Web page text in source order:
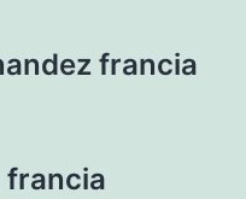
francia
francia